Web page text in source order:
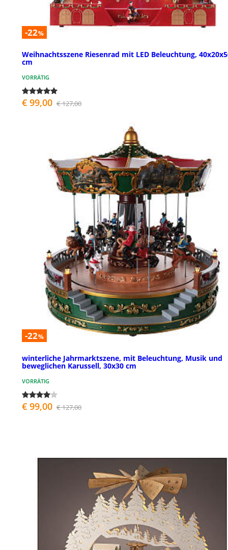
-22%
Weihnachtsszene Riesenrad mit LED Beleuchtung,
cm
VORRÄTIG
€ 99,00 € 127,00
-22%
winterliche Jahrmarktszene, mit Beleuchtung, Musik und
beweglichen Karussell, 30x30 cm
VORRÄTIG
€ 99,00 € 127,00